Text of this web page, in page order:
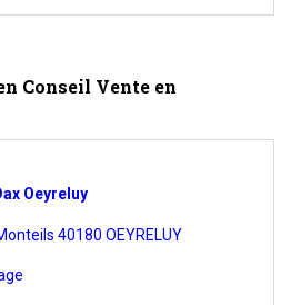
Conseil Vente en
Oeyreluy
40180 OEYRELUY